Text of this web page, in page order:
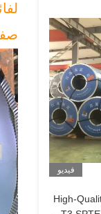
فيديو
High-